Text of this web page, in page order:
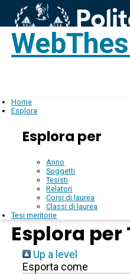
Home
Esplora
Esplora per
Anno
Soggetti
Tesisti
Relatori
Corsi di laurea
Classi di laurea
Tesi meritorie
Esplora per
Up a level
Esporta come